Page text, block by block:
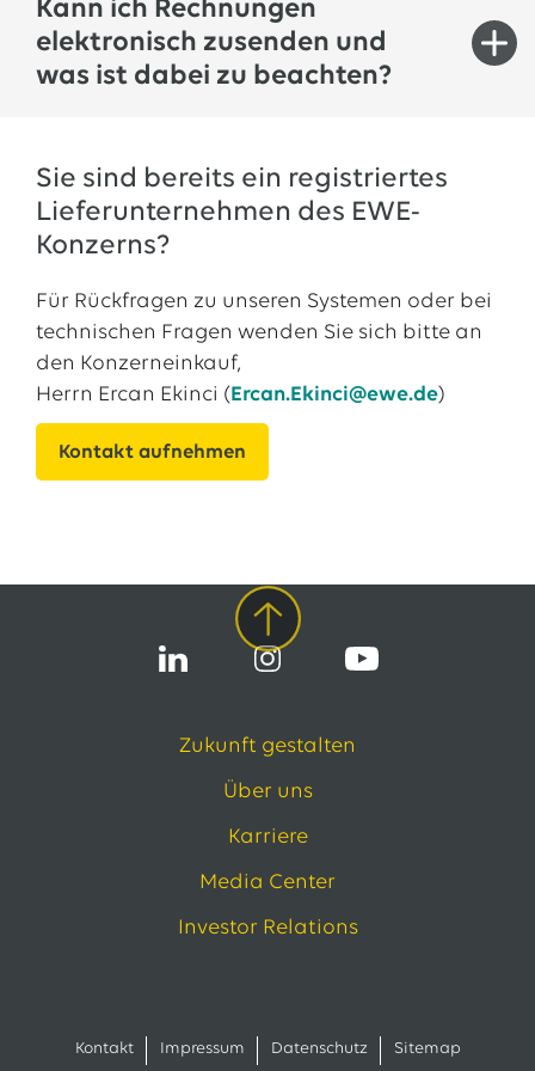
Überblick zu erhalten, nutzen sie gerne die
KachelQualifikationssysteme und
Ausschreibungen.
Konzerns werden in der Kachel "Downloadcenter
bereitgestellt.
Kann ich Rechnungen
elektronisch zusenden und
was ist dabei zu beachten?
Für den Versand von Rechnungen auf
elektronischem Weg beachten Sie bitte die
Hinweise auf ihrer Bestellung.
Sie sind bereits ein registriertes
Lieferunternehmen des EWE-
Konzerns?
Für Rückfragen zu unseren Systemen oder bei
technischen Fragen wenden Sie sich bitte an
den Konzerneinkauf,
Herrn Ercan Ekinci (Ercan.Ekinci@ewe.de)
Kontakt aufnehmen
Zukunft gestalten
Über uns
Karriere
Media Center
Investor Relations
Kontakt Impressum Datenschutz Sitemap